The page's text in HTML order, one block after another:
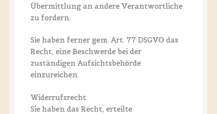
Übermittlung an andere Verantwortliche
zu fordern.
Sie haben ferner gem. Art. 77 DSGVO das
Recht, eine Beschwerde bei der
zuständigen Aufsichtsbehörde
einzureichen.
Widerrufsrecht
Sie haben das Recht, erteilte